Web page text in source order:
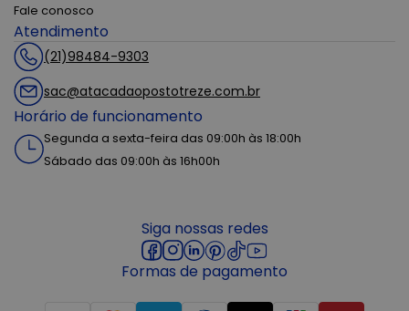
Fale conosco
Atendimento
(21)98484-9303
sac@atacadaopostotreze.com.br
Horário de funcionamento
Segunda a sexta-feira das 09:00h às 18:00h
Sábado das 09:00h às 16h00h
Siga nossas redes
Formas de pagamento